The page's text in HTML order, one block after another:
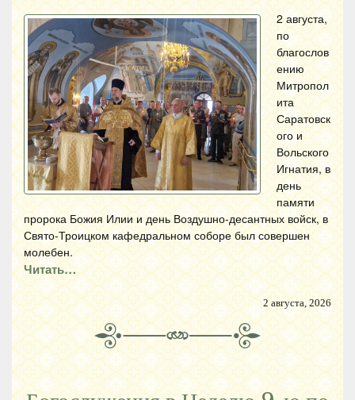
2 августа,
по
благослов
ению
Митропол
ита
Саратовск
ого и
Вольского
Игнатия, в
день
памяти
пророка Божия Илии и день Воздушно-десантных войск, в
Свято-Троицком кафедральном соборе был совершен
молебен.
Читать…
2 августа, 2026